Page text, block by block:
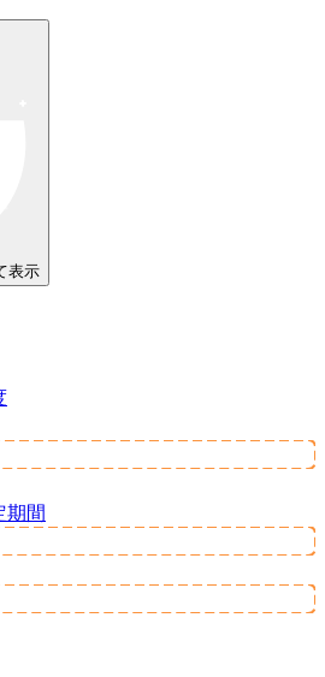
表示
期間